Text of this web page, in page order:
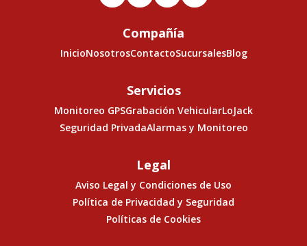
Compañía
InicioNosotrosContactoSucursalesBlog
Servicios
Monitoreo GPSGrabación VehicularLoJack
Seguridad PrivadaAlarmas y Monitoreo
Legal
Aviso Legal y Condiciones de Uso
Política de Privacidad y Seguridad
Políticas de Cookies